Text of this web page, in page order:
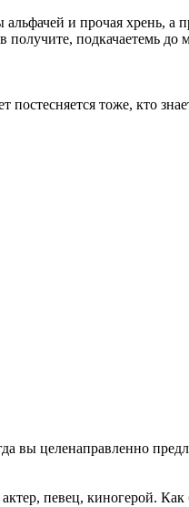
и прочая хрень, а
подкачаетемь
тоже, кто
вы целенаправленно
певец, киногерой.